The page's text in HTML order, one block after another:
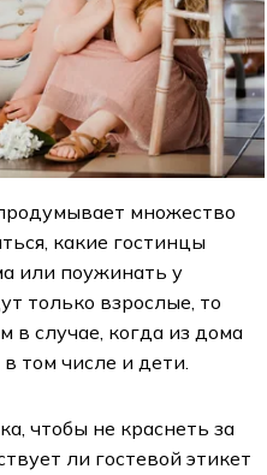
множество
какие гостинцы
или поужинать у
только взрослые, то
в случае, когда из дома
том числе и дети.
чтобы не краснеть за
ли гостевой этикет